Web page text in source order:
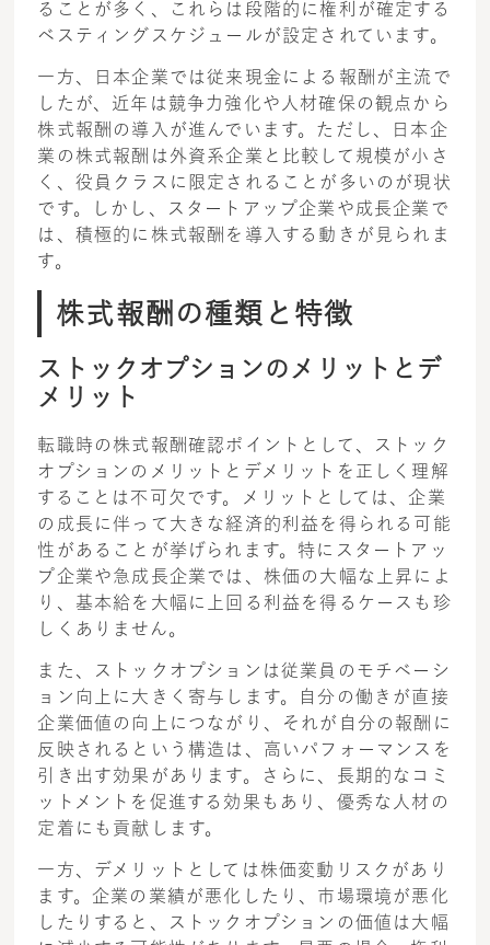
ることが多く、これらは段階的に権利が確定する
ベスティングスケジュールが設定されています。
一方、日本企業では従来現金による報酬が主流で
したが、近年は競争力強化や人材確保の観点から
株式報酬の導入が進んでいます。ただし、日本企
業の株式報酬は外資系企業と比較して規模が小さ
く、役員クラスに限定されることが多いのが現状
です。しかし、スタートアップ企業や成長企業で
は、積極的に株式報酬を導入する動きが見られま
す。
株式報酬の種類と特徴
ストックオプションのメリットとデ
メリット
転職時の株式報酬確認ポイントとして、ストック
オプションのメリットとデメリットを正しく理解
することは不可欠です。メリットとしては、企業
の成長に伴って大きな経済的利益を得られる可能
性があることが挙げられます。特にスタートアッ
プ企業や急成長企業では、株価の大幅な上昇によ
り、基本給を大幅に上回る利益を得るケースも珍
しくありません。
また、ストックオプションは従業員のモチベーシ
ョン向上に大きく寄与します。自分の働きが直接
企業価値の向上につながり、それが自分の報酬に
反映されるという構造は、高いパフォーマンスを
引き出す効果があります。さらに、長期的なコミ
ットメントを促進する効果もあり、優秀な人材の
定着にも貢献します。
一方、デメリットとしては株価変動リスクがあり
ます。企業の業績が悪化したり、市場環境が悪化
したりすると、ストックオプションの価値は大幅